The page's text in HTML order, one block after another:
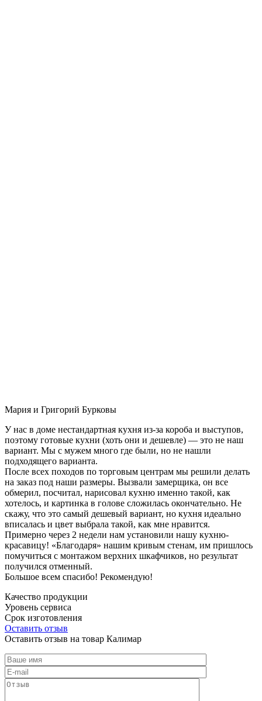
Мария и Григорий Бурковы
У нас в доме нестандартная кухня из-за короба и выступов,
поэтому готовые кухни (хоть они и дешевле) — это не наш
вариант. Мы с мужем много где были, но не нашли
подходящего варианта.
После всех походов по торговым центрам мы решили делать
на заказ под наши размеры. Вызвали замерщика, он все
обмерил, посчитал, нарисовал кухню именно такой, как
хотелось, и картинка в голове сложилась окончательно. Не
скажу, что это самый дешевый вариант, но кухня идеально
вписалась и цвет выбрала такой, как мне нравится.
Примерно через 2 недели нам установили нашу кухню-
красавицу! «Благодаря» нашим кривым стенам, им пришлось
помучиться с монтажом верхних шкафчиков, но результат
получился отменный.
Большое всем спасибо! Рекомендую!
Качество продукции
Уровень сервиса
Срок изготовления
Оставить отзыв
Оставить отзыв на товар Калимар